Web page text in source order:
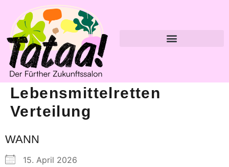
Lebensmittelretten
Verteilung
WANN
15. April 2026